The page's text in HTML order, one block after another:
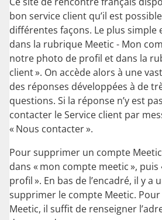
bon service client qu’il est
différentes façons. Le plus simple
dans la rubrique Meetic - Mon
notre photo de profil et dans la
client ». On accède alors à une
des réponses développées à de
questions. Si la réponse n’y est
contacter le Service client par
« Nous contacter ».
Pour supprimer un compte
dans « mon compte meetic », puis
profil ». En bas de l’encadré, il y a
supprimer le compte Meetic.
Meetic, il suffit de renseigner